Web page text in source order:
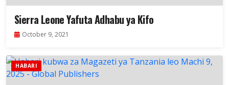
Sierra Leone Yafuta Adhabu ya Kifo
October 9, 2021
HABARI